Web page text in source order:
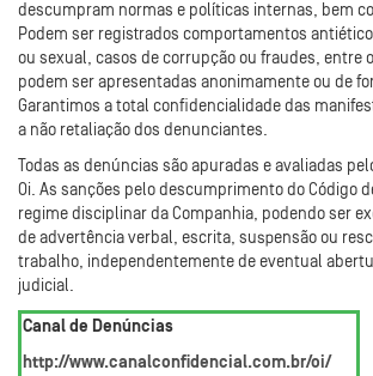
descumpram normas e políticas internas, bem
Podem ser registrados comportamentos
ou sexual, casos de corrupção ou fraudes, entre
podem ser apresentadas anonimamente ou de
Garantimos a total confidencialidade das
a não retaliação dos denunciantes.
Todas as denúncias são apuradas e avaliadas
Oi. As sanções pelo descumprimento do Código
regime disciplinar da Companhia, podendo ser
de advertência verbal, escrita, suspensão ou
trabalho, independentemente de eventual
judicial.
Canal de Denúncias
http://www.canalconfidencial.com.br/oi/